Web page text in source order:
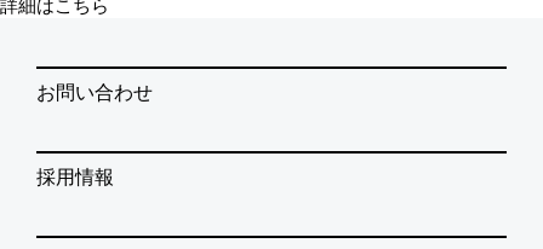
詳細はこちら
お問い合わせ
採用情報